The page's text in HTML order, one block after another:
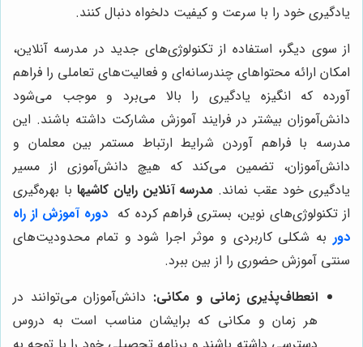
یادگیری خود را با سرعت و کیفیت دلخواه دنبال کنند.
از سوی دیگر، استفاده از تکنولوژی‌های جدید در مدرسه آنلاین،
امکان ارائه محتواهای چندرسانه‌ای و فعالیت‌های تعاملی را فراهم
آورده که انگیزه یادگیری را بالا می‌برد و موجب می‌شود
دانش‌آموزان بیشتر در فرایند آموزش مشارکت داشته باشند. این
مدرسه با فراهم آوردن شرایط ارتباط مستمر بین معلمان و
دانش‌آموزان، تضمین می‌کند که هیچ دانش‌آموزی از مسیر
یادگیری خود عقب نماند. مدرسه آنلاین رایان کاشیها با بهره‌گیری
از تکنولوژی‌های نوین، بستری فراهم کرده که دوره آموزش از راه
دور به شکلی کاربردی و موثر اجرا شود و تمام محدودیت‌های
سنتی آموزش حضوری را از بین ببرد.
انعطاف‌پذیری زمانی و مکانی: دانش‌آموزان می‌توانند در
هر زمان و مکانی که برایشان مناسب است به دروس